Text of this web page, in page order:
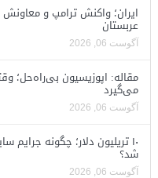
ایران؛ واکنش ترامپ و معاونش
عربستان
آگوست 06, 2026
مقاله: اپوزیسیون بی‌راه‌حل؛
می‌گیرد
آگوست 06, 2026
۱۰ تریلیون دلار؛ چگونه
شد؟
آگوست 06, 2026